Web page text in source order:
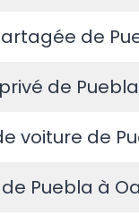
de
de
voiture de
Puebla à